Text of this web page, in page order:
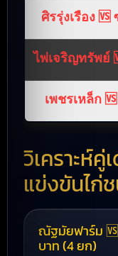
ศิรรุ่งเรือง
ไพ่เจริญทรัพย์
เพชรเหล็ก
วิเคราะห์คู่
แข่งขันไก่
ณัฐมัยฟาร์ม
บาท (4 ยก)